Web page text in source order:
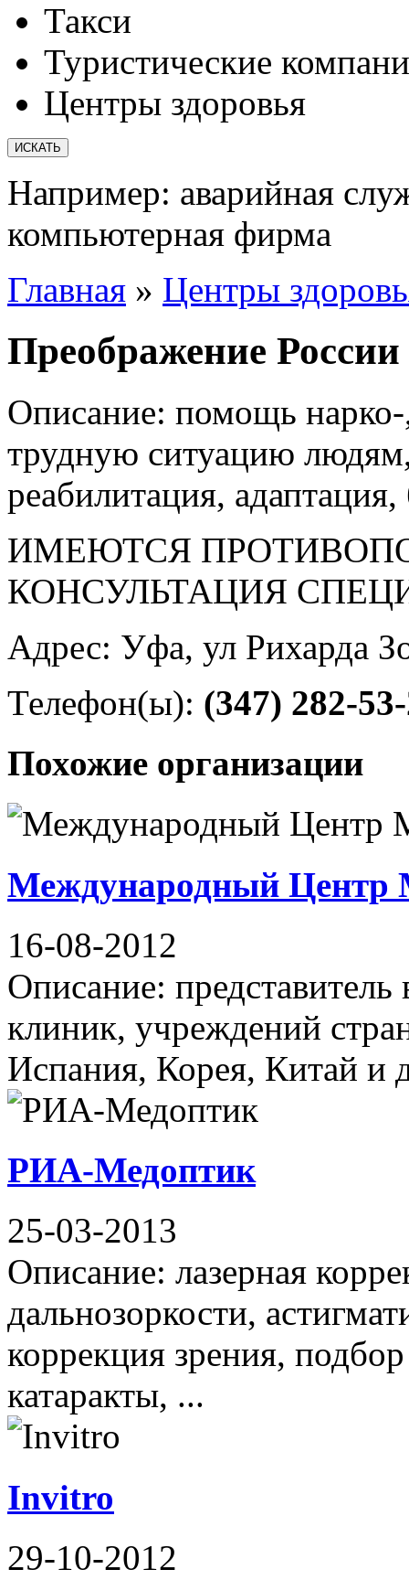
Такси
Туристические
Центры здоровья
Например: аварийная
компьютерная фирма
Главная » Центры
Преображение России
Описание: помощь
трудную ситуацию
реабилитация, адаптация,
ИМЕЮТСЯ
КОНСУЛЬТАЦИЯ
Адрес: Уфа, ул Рихарда
Телефон(ы): (347) 282-
Похожие организации
Международный Центр
16-08-2012
Описание:
клиник, учреждений
Испания, Корея, Китай
РИА-Медоптик
25-03-2013
Описание: лазерная
дальнозоркости,
коррекция зрения,
катаракты, ...
Invitro
29-10-2012